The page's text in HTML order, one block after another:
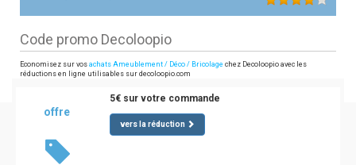
Code promo Decoloopio
Economisez sur vos achats Ameublement / Déco / Bricolage chez Decoloopio avec les
réductions en ligne utilisables sur decoloopio.com
offre
5€ sur votre commande
vers la réduction